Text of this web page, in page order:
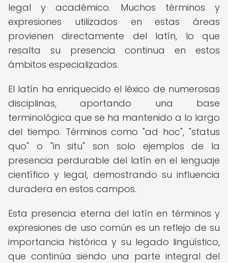
legal y académico. Muchos términos y
expresiones utilizados en estas áreas
provienen directamente del latín, lo que
resalta su presencia continua en estos
ámbitos especializados.
El latín ha enriquecido el léxico de numerosas
disciplinas, aportando una base
terminológica que se ha mantenido a lo largo
del tiempo. Términos como "ad hoc", "status
quo" o "in situ" son solo ejemplos de la
presencia perdurable del latín en el lenguaje
científico y legal, demostrando su influencia
duradera en estos campos.
Esta presencia eterna del latín en términos y
expresiones de uso común es un reflejo de su
importancia histórica y su legado lingüístico,
que continúa siendo una parte integral del